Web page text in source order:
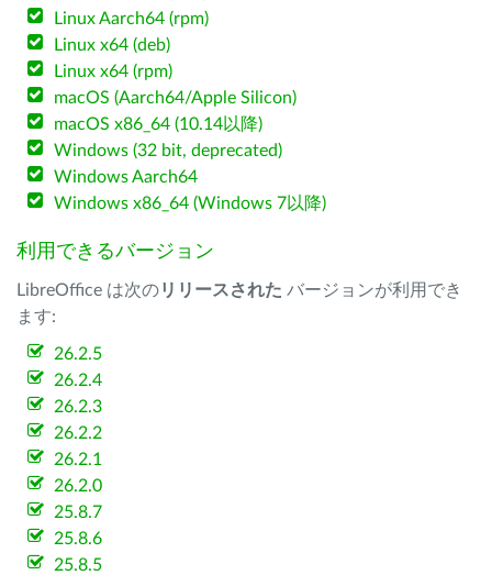
Linux Aarch64 (rpm)
Linux x64 (deb)
Linux x64 (rpm)
macOS (Aarch64/Apple Silicon)
macOS x86_64 (10.14以降)
Windows (32 bit, deprecated)
Windows Aarch64
Windows x86_64 (Windows 7以降)
利用できるバージョン
LibreOffice は次のリリースされた バージョンが利用でき
ます:
26.2.5
26.2.4
26.2.3
26.2.2
26.2.1
26.2.0
25.8.7
25.8.6
25.8.5